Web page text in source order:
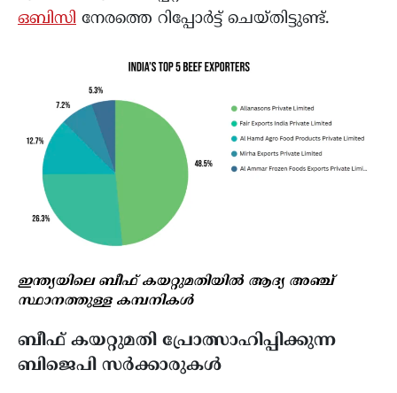
ഒബിസി നേരത്തെ റിപ്പോർട്ട് ചെയ്തിട്ടുണ്ട്.
ഇന്ത്യയിലെ ബീഫ് കയറ്റുമതിയിൽ ആദ്യ അഞ്ച്
സ്ഥാനത്തുള്ള കമ്പനികൾ
ബീഫ് കയറ്റുമതി പ്രോത്സാഹിപ്പിക്കുന്ന
ബിജെപി സർക്കാരുകൾ